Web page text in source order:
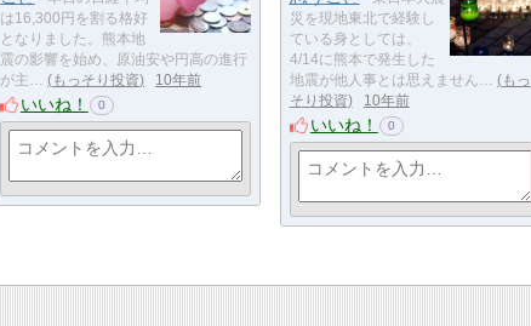
は16,300円を割る格好
となりました。熊本地
震の影響を始め、原油安や円高の進行
が主…
もっそり投資 10年前
いいね！ 0
災を現地東北で経験し
ている身としては、
4/14に熊本で発生した
地震が他人事とは思えません…
もっ
そり投資
10年前
いいね！ 0